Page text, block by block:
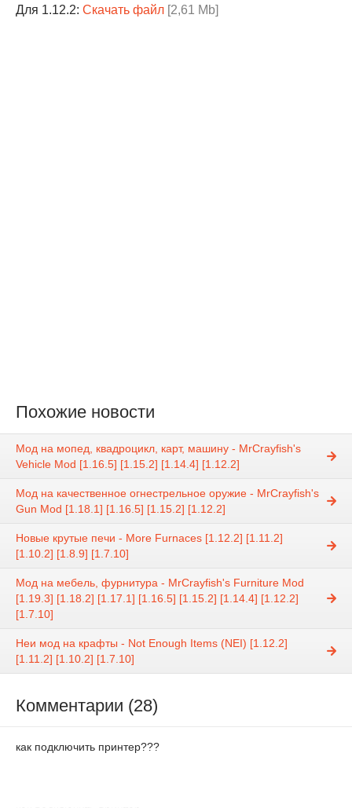
Для 1.12.2: Скачать файл [2,61 Mb]
Похожие новости
Мод на мопед, квадроцикл, карт, машину - MrCrayfish's
Vehicle Mod [1.16.5] [1.15.2] [1.14.4] [1.12.2]
Мод на качественное огнестрельное оружие - MrCrayfish's
Gun Mod [1.18.1] [1.16.5] [1.15.2] [1.12.2]
Новые крутые печи - More Furnaces [1.12.2] [1.11.2]
[1.10.2] [1.8.9] [1.7.10]
Мод на мебель, фурнитура - MrCrayfish's Furniture Mod
[1.19.3] [1.18.2] [1.17.1] [1.16.5] [1.15.2] [1.14.4] [1.12.2]
[1.7.10]
Неи мод на крафты - Not Enough Items (NEI) [1.12.2]
[1.11.2] [1.10.2] [1.7.10]
Комментарии (28)
как подключить принтер???